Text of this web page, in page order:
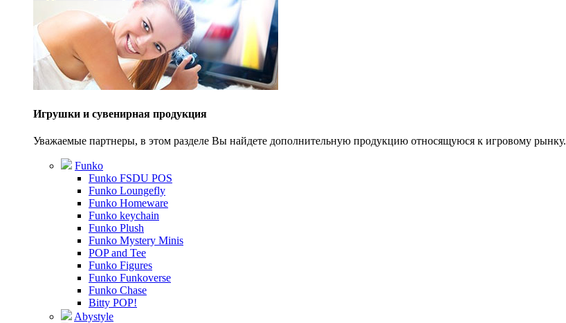
Игрушки и сувенирная продукция
Уважаемые партнеры, в этом разделе Вы найдете дополнительную продукцию относящуюся к игровому рынку.
Funko
Funko FSDU POS
Funko Loungefly
Funko Homeware
Funko keychain
Funko Plush
Funko Mystery Minis
POP and Tee
Funko Figures
Funko Funkoverse
Funko Chase
Bitty POP!
Abystyle